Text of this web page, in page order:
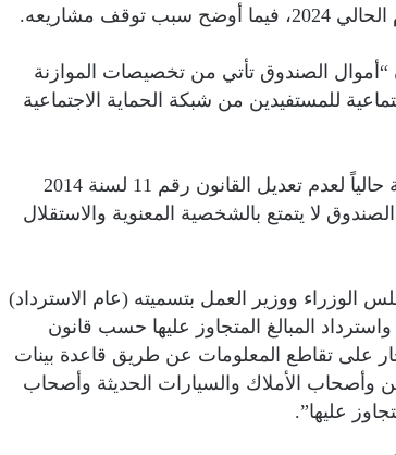
مشاريعه.
الصندوق تأتي من تخصيصات الموازنة
للمستفيدين من شبكة الحماية الاجتماعية
وأضافت عبد الوهاب أن “مشاريع الصندوق متوقفة حالياً لعدم تعديل القانون رقم 11 لسنة 2014
لا يتمتع بالشخصية المعنوية والاستقلال
ووزير العمل بتسميته (عام الاسترداد)
المبالغ المتجاوز عليها حسب قانون
لسنة 1977، فإن العمل جار على تقاطع المعلومات عن طريق قاعدة بينات
وأصحاب الأملاك والسيارات الحديثة وأصحاب
عليها”.